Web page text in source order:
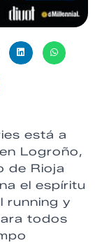
está a
Logroño,
de Rioja
el espíritu
running y
todos